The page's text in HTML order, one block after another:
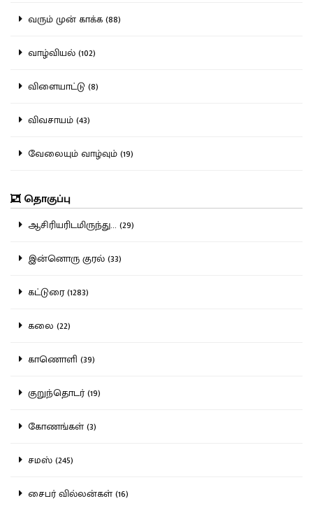
வரும் முன் காக்க (88)
வாழ்வியல் (102)
விளையாட்டு (8)
விவசாயம் (43)
வேலையும் வாழ்வும் (19)
தொகுப்பு
ஆசிரியரிடமிருந்து... (29)
இன்னொரு குரல் (33)
கட்டுரை (1283)
கலை (22)
காணொளி (39)
குறுந்தொடர் (19)
கோணங்கள் (3)
சமஸ் (245)
சைபர் வில்லன்கள் (16)